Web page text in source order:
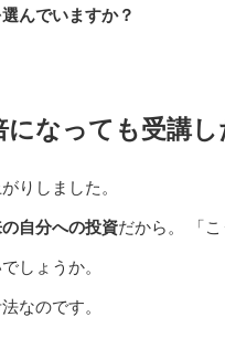
んでいますか？
なっても受講し
りしました。
自分への投資だから。 「
しょうか。
なのです。